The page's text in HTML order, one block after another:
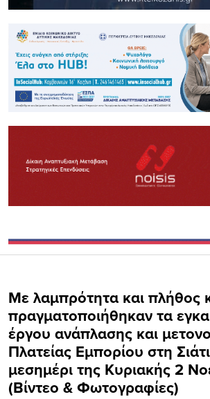
Με λαμπρότητα και πλήθος
πραγματοποιήθηκαν τα
έργου ανάπλασης και
Πλατείας Εμπορίου στη
μεσημέρι της Κυριακής 2
(Βίντεο & Φωτογραφίες)